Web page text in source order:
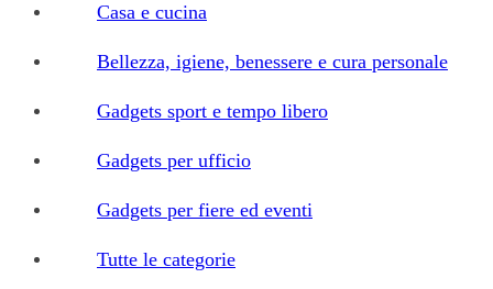
Casa e cucina
Bellezza, igiene, benessere e cura personale
Gadgets sport e tempo libero
Gadgets per ufficio
Gadgets per fiere ed eventi
Tutte le categorie